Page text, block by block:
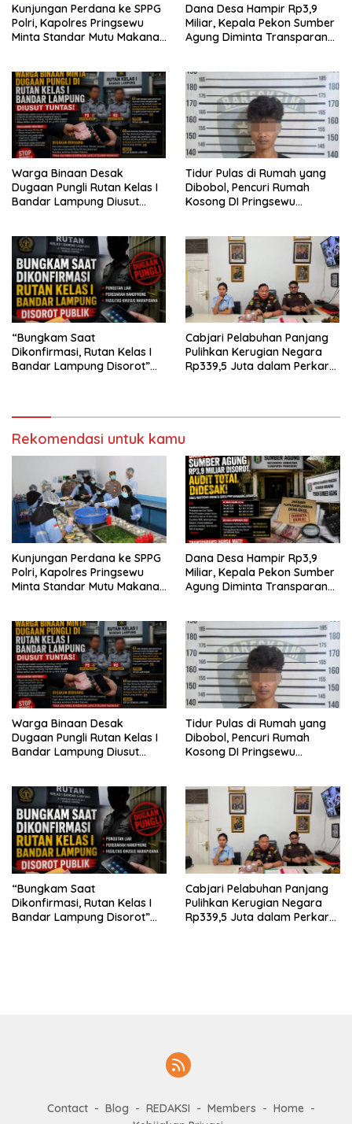
Kunjungan Perdana ke SPPG
Polri, Kapolres Pringsewu
Minta Standar Mutu Makanan
Dana Desa Hampir Rp3,9
Miliar, Kepala Pekon Sumber
Agung Diminta Transparan
Warga Binaan Desak
Dugaan Pungli Rutan Kelas I
Bandar Lampung Diusut
Tidur Pulas di Rumah yang
Dibobol, Pencuri Rumah
Kosong DI Pringsewu
“Bungkam Saat
Dikonfirmasi, Rutan Kelas I
Bandar Lampung Disorot”
Cabjari Pelabuhan Panjang
Pulihkan Kerugian Negara
Rp339,5 Juta dalam Perkara
Rekomendasi untuk kamu
Kunjungan Perdana ke SPPG
Polri, Kapolres Pringsewu
Minta Standar Mutu Makanan
Dana Desa Hampir Rp3,9
Miliar, Kepala Pekon Sumber
Agung Diminta Transparan
Warga Binaan Desak
Dugaan Pungli Rutan Kelas I
Bandar Lampung Diusut
Tidur Pulas di Rumah yang
Dibobol, Pencuri Rumah
Kosong DI Pringsewu
“Bungkam Saat
Dikonfirmasi, Rutan Kelas I
Bandar Lampung Disorot”
Cabjari Pelabuhan Panjang
Pulihkan Kerugian Negara
Rp339,5 Juta dalam Perkara
Contact Blog REDAKSI Members
Home